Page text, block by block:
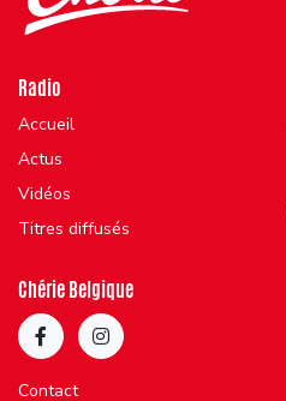
Radio
Accueil
Actus
Vidéos
Titres diffusés
Chérie Belgique
Contact